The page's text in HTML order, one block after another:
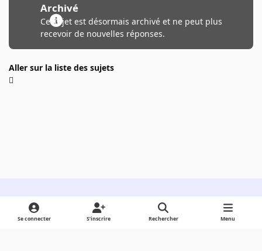
Archivé
Ce sujet est désormais archivé et ne peut plus
recevoir de nouvelles réponses.
Aller sur la liste des sujets
Light ModeDark ModeSystem Preference
Se connecter S’inscrire Rechercher Menu